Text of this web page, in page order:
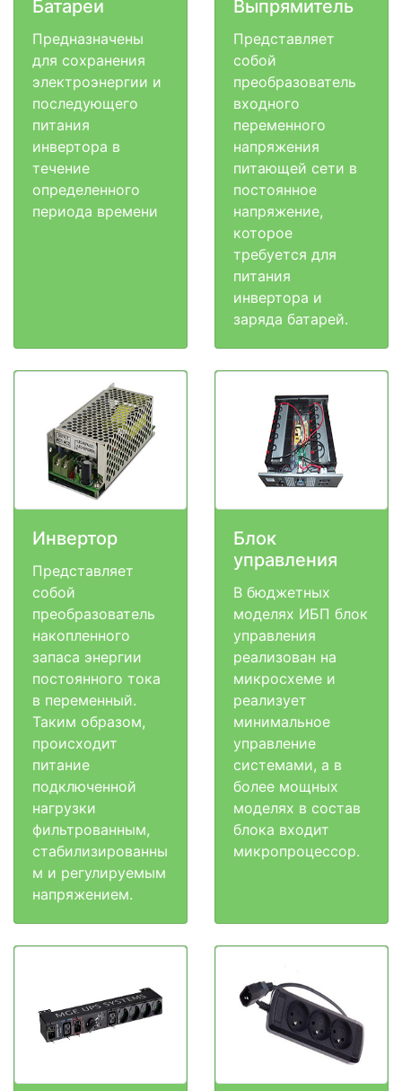
Батареи
Предназначены
для сохранения
электроэнергии и
последующего
питания
инвертора в
течение
определенного
периода времени
Выпрямитель
Представляет
собой
преобразователь
входного
переменного
напряжения
питающей сети в
постоянное
напряжение,
которое
требуется для
питания
инвертора и
заряда батарей.
Инвертор
Представляет
собой
преобразователь
накопленного
запаса энергии
постоянного тока
в переменный.
Таким образом,
происходит
питание
подключенной
нагрузки
фильтрованным,
стабилизированны
м и регулируемым
напряжением.
Блок
управления
В бюджетных
моделях ИБП блок
управления
реализован на
микросхеме и
реализует
минимальное
управление
системами, а в
более мощных
моделях в состав
блока входит
микропроцессор.